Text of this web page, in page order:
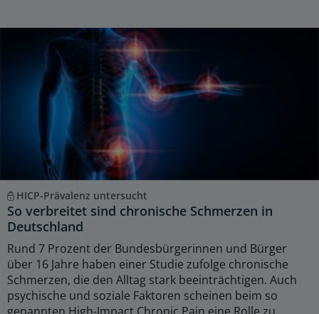
HICP-Prävalenz untersucht
So verbreitet sind chronische Schmerzen in
Deutschland
Rund 7 Prozent der Bundesbürgerinnen und Bürger
über 16 Jahre haben einer Studie zufolge chronische
Schmerzen, die den Alltag stark beeinträchtigen. Auch
psychische und soziale Faktoren scheinen beim so